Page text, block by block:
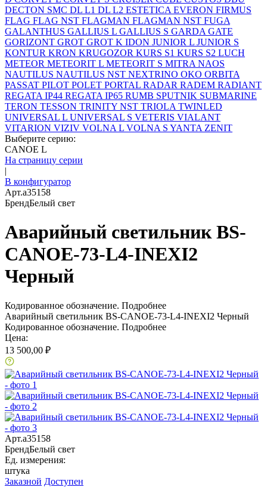
DECTON SMC DL L1 DL L2 ESTETICA EVERON FIRMUS
FLAG FLAG NST FLAGMAN FLAGMAN NST FUGA
GALANTHUS GALLIUS L GALLIUS S GARDA GATE
GORIZONT GROT GROT K IDON JUNIOR L JUNIOR S
KONTUR KRON KRUGOZOR KURS S1 KURS S2 LUCH
METEOR METEORIT L METEORIT S MITRA NAOS
NAUTILUS NAUTILUS NST NEXTRINO OKO ORBITA
PASSAT PILOT POLET PORTAL RADAR RADEM RADIANT
REGATA IP44 REGATA IP65 RUMB SPUTNIK SUBMARINE
TERON TESSON TRINITY NST TRIOLA TWINLED
UNIVERSAL L UNIVERSAL S VETERIS VIALANT
VITARION VIZIV VOLNA L VOLNA S YANTA ZENIT
Выберите серию:
CANOE L
На страницу серии
|
В конфигуратор
Арт.a35158
БрендБелый свет
Аварийный светильник BS-
CANOE-73-L4-INEXI2
Черный
Кодированное обозначение. Подробнее
Аварийный светильник BS-CANOE-73-L4-INEXI2 Черный
Кодированное обозначение. Подробнее
Цена:
13 500,00 ₽
Арт.a35158
БрендБелый свет
Ед. измерения:
штука
Заказной Доступен